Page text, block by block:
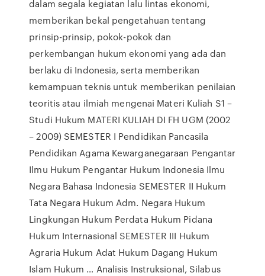
dalam segala kegiatan lalu lintas ekonomi,
memberikan bekal pengetahuan tentang
prinsip-prinsip, pokok-pokok dan
perkembangan hukum ekonomi yang ada dan
berlaku di Indonesia, serta memberikan
kemampuan teknis untuk memberikan penilaian
teoritis atau ilmiah mengenai Materi Kuliah S1 –
Studi Hukum MATERI KULIAH DI FH UGM (2002
– 2009) SEMESTER I Pendidikan Pancasila
Pendidikan Agama Kewarganegaraan Pengantar
Ilmu Hukum Pengantar Hukum Indonesia Ilmu
Negara Bahasa Indonesia SEMESTER II Hukum
Tata Negara Hukum Adm. Negara Hukum
Lingkungan Hukum Perdata Hukum Pidana
Hukum Internasional SEMESTER III Hukum
Agraria Hukum Adat Hukum Dagang Hukum
Islam Hukum … Analisis Instruksional, Silabus